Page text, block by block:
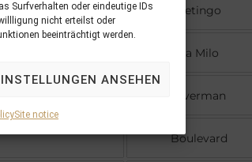
Surfverhalten oder eindeutige IDs
nicht erteilst oder
beeinträchtigt werden.
ANSEHEN
Site notice
Troy
Waterway
Petingo
La Milo
Riverman
Boulevard